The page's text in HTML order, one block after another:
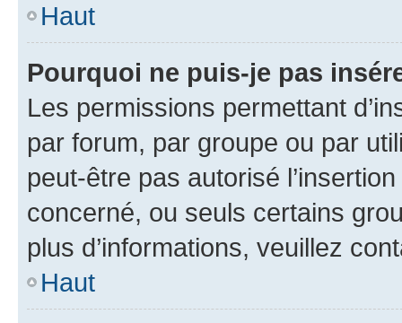
Haut
Pourquoi ne puis-je pas
Les permissions permettant
par forum, par groupe ou par
peut-être pas autorisé
concerné, ou seuls certains
plus d’informations, veuillez
Haut